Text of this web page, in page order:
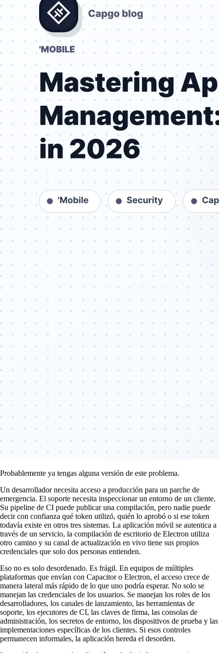
Probablemente ya tengas alguna versión de este problema.
Un desarrollador necesita acceso a producción para un parche de
emergencia. El soporte necesita inspeccionar un entorno de un cliente.
Su pipeline de CI puede publicar una compilación, pero nadie puede
decir con confianza qué token utilizó, quién lo aprobó o si ese token
todavía existe en otros tres sistemas. La aplicación móvil se autentica a
través de un servicio, la compilación de escritorio de Electron utiliza
otro camino y su canal de actualización en vivo tiene sus propios
credenciales que solo dos personas entienden.
Eso no es solo desordenado. Es frágil. En equipos de múltiples
plataformas que envían con Capacitor o Electron, el acceso crece de
manera lateral más rápido de lo que uno podría esperar. No solo se
manejan las credenciales de los usuarios. Se manejan los roles de los
desarrolladores, los canales de lanzamiento, las herramientas de
soporte, los ejecutores de CI, las claves de firma, las consolas de
administración, los secretos de entorno, los dispositivos de prueba y las
implementaciones específicas de los clientes. Si esos controles
permanecen informales, la aplicación hereda el desorden.